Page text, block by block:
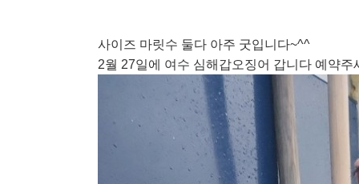
사이즈 마릿수 둘다 아주 굿입니다~^^
2월 27일에 여수 심해갑오징어 갑니다 예약주